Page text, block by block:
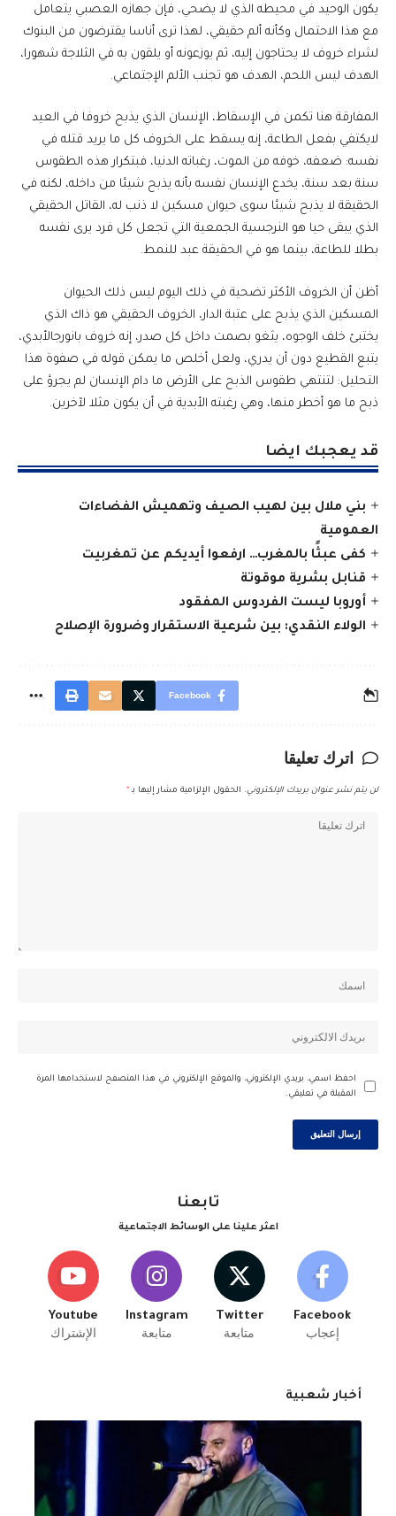
يكون الوحيد في محيطه الذي لا يضحي، فإن جهازه العصبي يتعامل
مع هذا الاحتمال وكأنه ألم حقيقي، لهذا ترى أناسا يقترضون من البنوك
لشراء خروف لا يحتاجون إليه، ثم يوزعونه أو يلقون به في الثلاجة شهورا،
الهدف ليس اللحم، الهدف هو تجنب الألم الإجتماعي.
المفارقة هنا تكمن في الإسقاط، الإنسان الذي يذبح خروفا في العيد
لايكتفي بفعل الطاعة، إنه يسقط على الخروف كل ما يريد قتله في
نفسه: ضعفه، خوفه من الموت، رغباته الدنيا، فبتكرار هذه الطقوس
سنة بعد سنة، يخدع الإنسان نفسه بأنه يذبح شيئا من داخله، لكنه في
الحقيقة لا يذبح شيئا سوى حيوان مسكين لا ذنب له، القاتل الحقيقي
الذي يبقى حيا هو النرجسية الجمعية التي تجعل كل فرد يرى نفسه
بطلا للطاعة، بينما هو في الحقيقة عبد للنمط.
أظن أن الخروف الأكثر تضحية في ذلك اليوم ليس ذلك الحيوان
المسكين الذي يذبح على عتبة الدار، الخروف الحقيقي هو ذاك الذي
يختبئ خلف الوجوه، يثغو بصمت داخل كل صدر، إنه خروف بانورجالأبدي،
يتبع القطيع دون أن يدري، ولعل أخلص ما يمكن قوله في صفوة هذا
التحليل: لتنتهي طقوس الذبح على الأرض ما دام الإنسان لم يجرؤ على
ذبح ما هو أخطر منها، وهي رغبته الأبدية في أن يكون مثلا لآخرين.
قد يعجبك ايضا
بني ملال بين لهيب الصيف وتهميش الفضاءات
العمومية
كفى عبثًا بالمغرب… ارفعوا أيديكم عن تمغربيت
قنابل بشرية موقوتة
أوروبا ليست الفردوس المفقود
الولاء النقدي: بين شرعية الاستقرار وضرورة الإصلاح
Facebook
اترك تعليقا
لن يتم نشر عنوان بريدك الإلكتروني. الحقول الإلزامية مشار إليها بـ *
احفظ اسمي، بريدي الإلكتروني، والموقع الإلكتروني في هذا المتصفح لاستخدامها المرة
المقبلة في تعليقي.
تابعنا
اعثر علينا على الوسائط الاجتماعية
Facebook
إعجاب
Twitter
متابعة
Instagram
متابعة
Youtube
الإشتراك
أخبار شعبية